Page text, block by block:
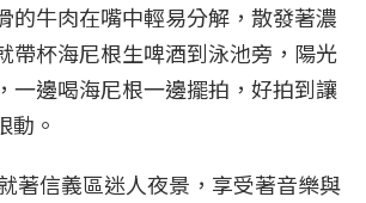
的牛肉在嘴中輕易分解，散發著濃
帶杯海尼根生啤酒到泳池旁，陽光
一邊喝海尼根一邊擺拍，好拍到讓
動。
著信義區迷人夜景，享受著音樂與